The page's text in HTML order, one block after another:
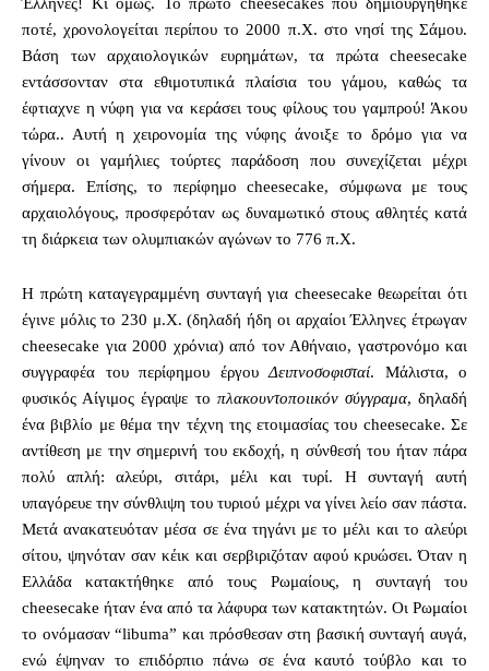
ποτέ, χρονολογείται περίπου το 2000 π.Χ. στο νησί της Σάμου.
Βάση των αρχαιολογικών ευρημάτων, τα πρώτα cheesecake
εντάσσονταν στα εθιμοτυπικά πλαίσια του γάμου, καθώς τα
έφτιαχνε η νύφη για να κεράσει τους φίλους του γαμπρού! Άκου
τώρα.. Αυτή η χειρονομία της νύφης άνοιξε το δρόμο για να
γίνουν οι γαμήλιες τούρτες παράδοση που συνεχίζεται μέχρι
σήμερα. Επίσης, το περίφημο cheesecake, σύμφωνα με τους
αρχαιολόγους, προσφερόταν ως δυναμωτικό στους αθλητές κατά
τη διάρκεια των ολυμπιακών αγώνων το 776 π.Χ.
Η πρώτη καταγεγραμμένη συνταγή για cheesecake θεωρείται ότι
έγινε μόλις το 230 μ.Χ. (δηλαδή ήδη οι αρχαίοι Έλληνες έτρωγαν
cheesecake για 2000 χρόνια) από τον Αθήναιο, γαστρονόμο και
συγγραφέα του περίφημου έργου Δειπνοσοφισταί. Μάλιστα, ο
φυσικός Αίγιμος έγραψε το πλακουντοποιικόν σύγγραμα, δηλαδή
ένα βιβλίο με θέμα την τέχνη της ετοιμασίας του cheesecake. Σε
αντίθεση με την σημερινή του εκδοχή, η σύνθεσή του ήταν πάρα
πολύ απλή: αλεύρι, σιτάρι, μέλι και τυρί. Η συνταγή αυτή
υπαγόρευε την σύνθλιψη του τυριού μέχρι να γίνει λείο σαν πάστα.
Μετά ανακατευόταν μέσα σε ένα τηγάνι με το μέλι και το αλεύρι
σίτου, ψηνόταν σαν κέικ και σερβιριζόταν αφού κρυώσει. Όταν η
Ελλάδα κατακτήθηκε από τους Ρωμαίους, η συνταγή του
cheesecake ήταν ένα από τα λάφυρα των κατακτητών. Οι Ρωμαίοι
το ονόμασαν “libuma” και πρόσθεσαν στη βασική συνταγή αυγά,
ενώ έψηναν το επιδόρπιο πάνω σε ένα καυτό τούβλο και το